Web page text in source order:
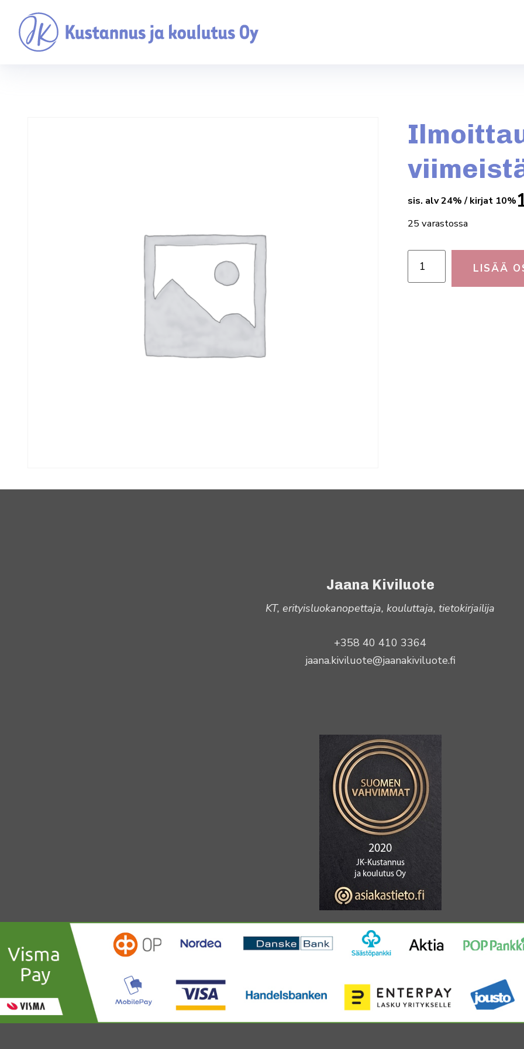
sis. alv 24% / kirjat 10%
25 varastossa
LISÄÄ
Jaana Kiviluote
KT, erityisluokanopettaja, kouluttaja, tietokirjailija
+358 40 410 3364
jaana.kiviluote@jaanakiviluote.fi